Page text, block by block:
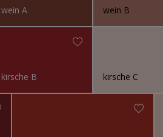
wein A wein B
kirsche B kirsche C